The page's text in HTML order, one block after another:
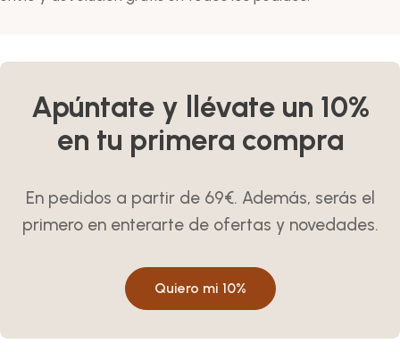
Apúntate y llévate un 10%
en tu primera compra
En pedidos a partir de 69€. Además, serás el
primero en enterarte de ofertas y novedades.
Quiero mi 10%